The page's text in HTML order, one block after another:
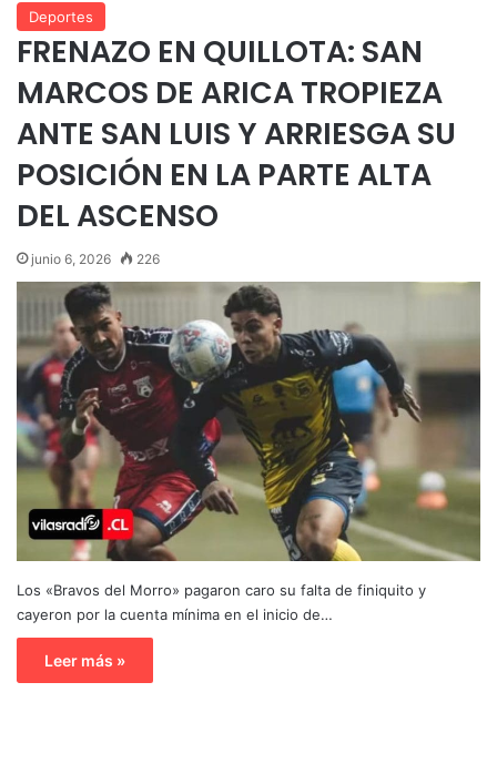
Deportes
FRENAZO EN QUILLOTA: SAN
MARCOS DE ARICA TROPIEZA
ANTE SAN LUIS Y ARRIESGA SU
POSICIÓN EN LA PARTE ALTA
DEL ASCENSO
junio 6, 2026 226
Los «Bravos del Morro» pagaron caro su falta de finiquito y
cayeron por la cuenta mínima en el inicio de…
Leer más »